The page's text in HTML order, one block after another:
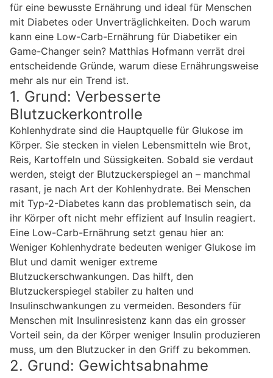
für eine bewusste Ernährung und ideal für Menschen
mit Diabetes oder Unverträglichkeiten. Doch warum
kann eine Low-Carb-Ernährung für Diabetiker ein
Game-Changer sein? Matthias Hofmann verrät drei
entscheidende Gründe, warum diese Ernährungsweise
mehr als nur ein Trend ist.
1. Grund: Verbesserte
Blutzuckerkontrolle
Kohlenhydrate sind die Hauptquelle für Glukose im
Körper. Sie stecken in vielen Lebensmitteln wie Brot,
Reis, Kartoffeln und Süssigkeiten. Sobald sie verdaut
werden, steigt der Blutzuckerspiegel an – manchmal
rasant, je nach Art der Kohlenhydrate. Bei Menschen
mit Typ-2-Diabetes kann das problematisch sein, da
ihr Körper oft nicht mehr effizient auf Insulin reagiert.
Eine Low-Carb-Ernährung setzt genau hier an:
Weniger Kohlenhydrate bedeuten weniger Glukose im
Blut und damit weniger extreme
Blutzuckerschwankungen. Das hilft, den
Blutzuckerspiegel stabiler zu halten und
Insulinschwankungen zu vermeiden. Besonders für
Menschen mit Insulinresistenz kann das ein grosser
Vorteil sein, da der Körper weniger Insulin produzieren
muss, um den Blutzucker in den Griff zu bekommen.
2. Grund: Gewichtsabnahme